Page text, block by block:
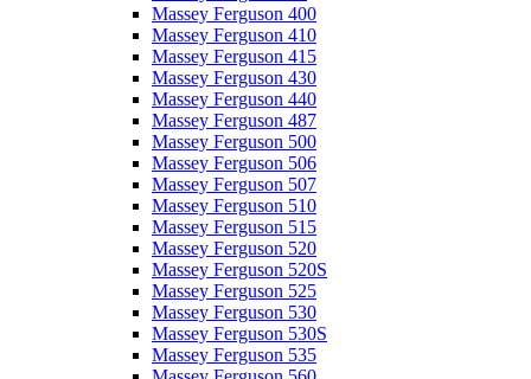
Massey Ferguson 400
Massey Ferguson 410
Massey Ferguson 415
Massey Ferguson 430
Massey Ferguson 440
Massey Ferguson 487
Massey Ferguson 500
Massey Ferguson 506
Massey Ferguson 507
Massey Ferguson 510
Massey Ferguson 515
Massey Ferguson 520
Massey Ferguson 520S
Massey Ferguson 525
Massey Ferguson 530
Massey Ferguson 530S
Massey Ferguson 535